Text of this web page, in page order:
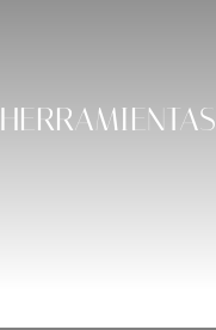
HERRAMIENTAS